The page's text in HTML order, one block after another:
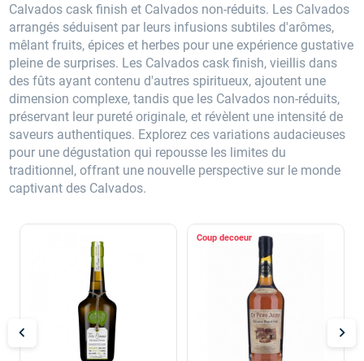
Calvados cask finish et Calvados non-réduits. Les Calvados
arrangés séduisent par leurs infusions subtiles d'arômes,
mêlant fruits, épices et herbes pour une expérience gustative
pleine de surprises. Les Calvados cask finish, vieillis dans
des fûts ayant contenu d'autres spiritueux, ajoutent une
dimension complexe, tandis que les Calvados non-réduits,
préservant leur pureté originale, et révèlent une intensité de
saveurs authentiques. Explorez ces variations audacieuses
pour une dégustation qui repousse les limites du
traditionnel, offrant une nouvelle perspective sur le monde
captivant des Calvados.
Coup de
chevron_left chevron_right